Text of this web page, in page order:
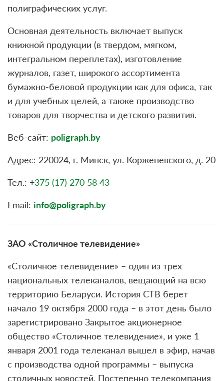
полиграфических услуг.
Основная деятельность включает выпуск
книжной продукции (в твердом, мягком,
интегральном переплетах), изготовление
журналов, газет, широкого ассортимента
бумажно-беловой продукции как для офиса, так
и для учебных целей, а также производство
товаров для творчества и детского развития.
Веб-сайт: poligraph.by
Адрес: 220024, г. Минск, ул. Корженевского, д. 20
Тел.: +375 (17) 270 58 43
Email: info@poligraph.by
ЗАО «Столичное телевидение»
«Столичное телевидение» – один из трех
национальных телеканалов, вещающий на всю
территорию Беларуси. История СТВ берет
начало 19 октября 2000 года – в этот день было
зарегистрировано Закрытое акционерное
общество «Столичное телевидение», и уже 1
января 2001 года телеканал вышел в эфир, начав
с производства одной программы – выпуска
столичных новостей. Постепенно телекомпания